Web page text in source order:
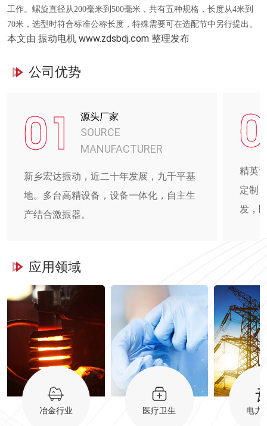
工作。螺旋直径从200毫米到500毫米，共有五种规格，长度从4米到
70米，选型时符合标准公称长度，特殊需要可在选配节中另行提出。
本文由 振动电机 www.zdsbdj.com 整理发布
公司优势
01 源头厂家
SOURCE
MANUFACTURER
新乡宏达振动，近二十年发展，九千平基
地。多台高精设备，设备一体化，自主生
产结合激振器。
精英
定制
发，
应用领域
冶金行业 医疗卫生 电力